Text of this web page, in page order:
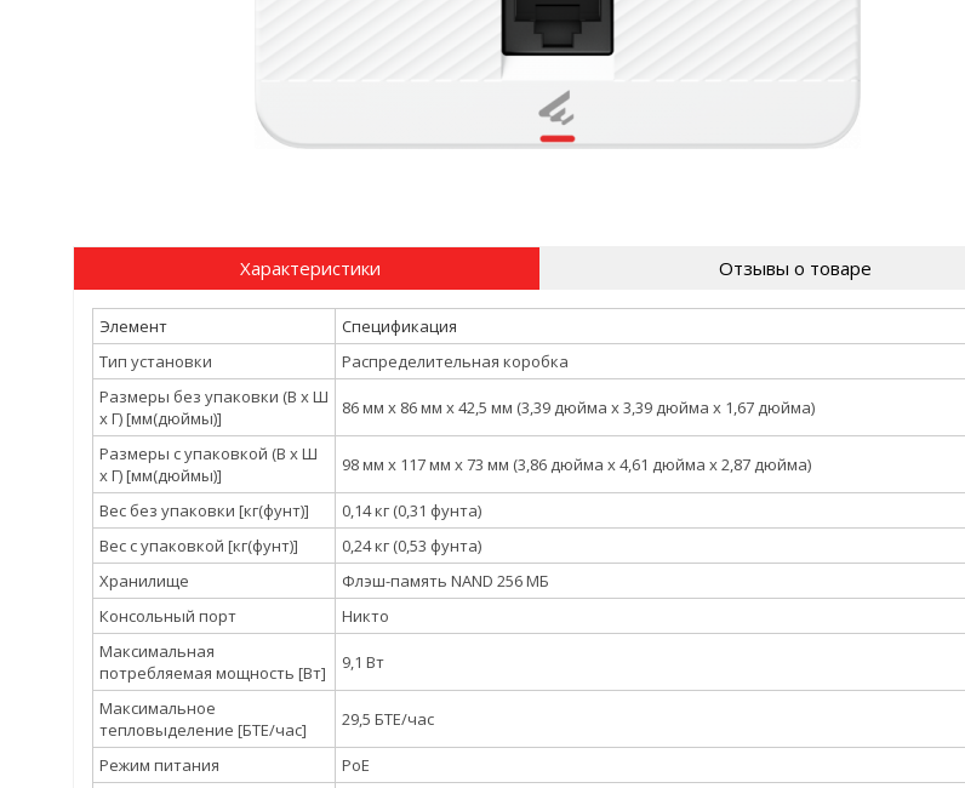
Характеристики Отзывы о товаре
Элемент
Спецификация
Тип установки
Распределительная коробка
Размеры без упаковки (В x Ш
x Г) [мм(дюймы)]
86 мм x 86 мм x 42,5 мм (3,39 дюйма x 3,39 дюйма x 1,67 дюйма)
Размеры с упаковкой (В x Ш
x Г) [мм(дюймы)]
98 мм x 117 мм x 73 мм (3,86 дюйма x 4,61 дюйма x 2,87 дюйма)
Вес без упаковки [кг(фунт)]
0,14 кг (0,31 фунта)
Вес с упаковкой [кг(фунт)]
0,24 кг (0,53 фунта)
Хранилище
Флэш-память NAND 256 МБ
Консольный порт
Никто
Максимальная
потребляемая мощность [Вт]
9,1 Вт
Максимальное
тепловыделение [БТЕ/час]
29,5 БТЕ/час
Режим питания
PoE